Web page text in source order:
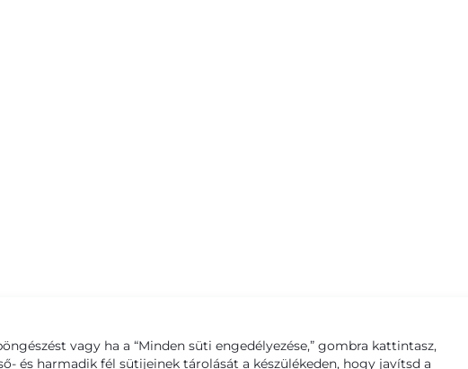
vagy ha a “Minden süti engedélyezése,” gombra kattintasz,
és harmadik fél sütijeinek tárolását a készülékeden, hogy javítsd a